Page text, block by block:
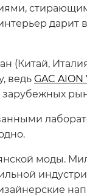
дарит
(Китай,
ведьGAC AION
зарубежных
моды.